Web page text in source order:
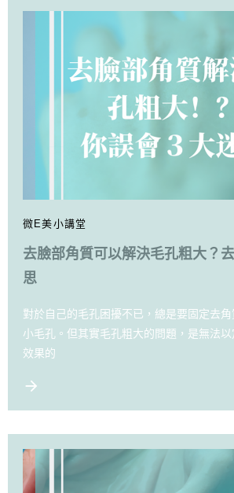
微E美小講堂
去臉部角質可以解決毛孔粗大？
思
對於自己的毛孔困擾不已，總是要固定去
小毛孔。但其實毛孔粗大的問題，是無法
效果的